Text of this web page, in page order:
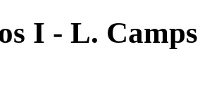
I - L. Camps